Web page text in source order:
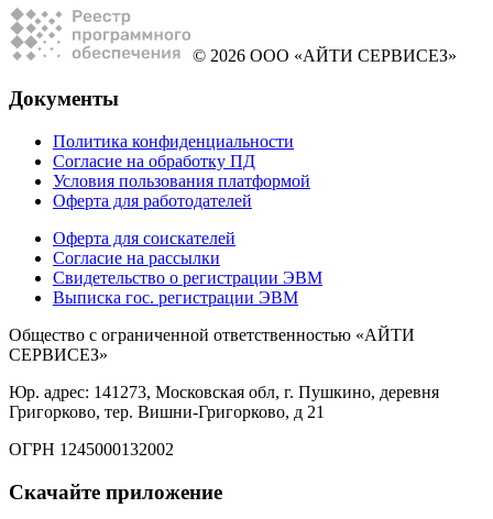
© 2026 ООО «АЙТИ СЕРВИСЕЗ»
Документы
Политика конфиденциальности
Согласие на обработку ПД
Условия пользования платформой
Оферта для работодателей
Оферта для соискателей
Согласие на рассылки
Свидетельство о регистрации ЭВМ
Выписка гос. регистрации ЭВМ
Общество с ограниченной ответственностью «АЙТИ
СЕРВИСЕЗ»
Юр. адрес: 141273, Московская обл, г. Пушкино, деревня
Григорково, тер. Вишни-Григорково, д 21
ОГРН 1245000132002
Скачайте приложение